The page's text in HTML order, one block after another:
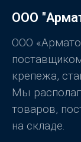
а
0
5
ООО
ООО
крепежа,
Мы
товаров,
на складе.